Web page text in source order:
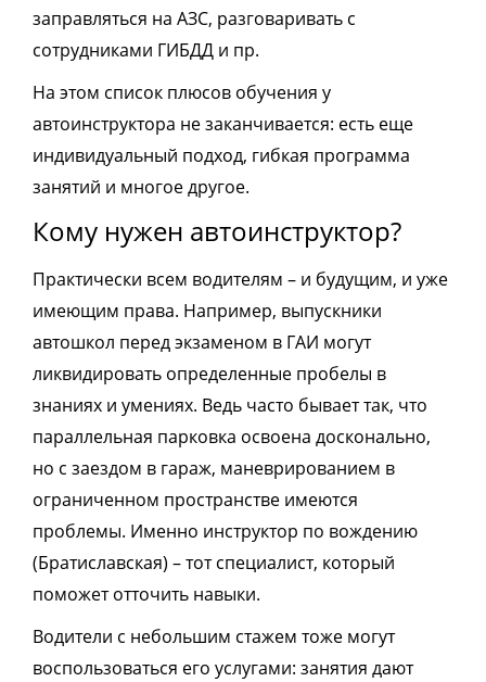
заправляться на АЗС, разговаривать с
сотрудниками ГИБДД и пр.
На этом список плюсов обучения у
автоинструктора не заканчивается: есть еще
индивидуальный подход, гибкая программа
занятий и многое другое.
Кому нужен автоинструктор?
Практически всем водителям – и будущим, и уже
имеющим права. Например, выпускники
автошкол перед экзаменом в ГАИ могут
ликвидировать определенные пробелы в
знаниях и умениях. Ведь часто бывает так, что
параллельная парковка освоена досконально,
но с заездом в гараж, маневрированием в
ограниченном пространстве имеются
проблемы. Именно инструктор по вождению
(Братиславская) – тот специалист, который
поможет отточить навыки.
Водители с небольшим стажем тоже могут
воспользоваться его услугами: занятия дают